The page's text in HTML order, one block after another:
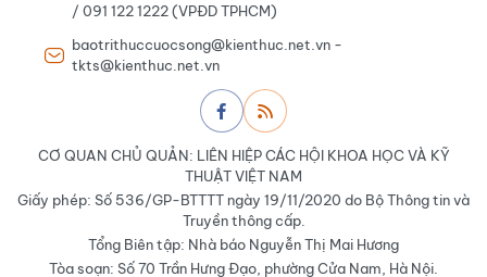
/ 091 122 1222 (VPĐD TPHCM)
baotrithuccuocsong@kienthuc.net.vn -
tkts@kienthuc.net.vn
CƠ QUAN CHỦ QUẢN: LIÊN HIỆP CÁC HỘI KHOA HỌC VÀ KỸ
THUẬT VIỆT NAM
Giấy phép: Số 536/GP-BTTTT ngày 19/11/2020 do Bộ Thông tin và
Truyền thông cấp.
Tổng Biên tập: Nhà báo Nguyễn Thị Mai Hương
Tòa soạn: Số 70 Trần Hưng Đạo, phường Cửa Nam, Hà Nội.